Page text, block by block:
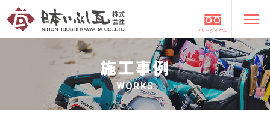
フリーダイヤル
施工事例
WORKS